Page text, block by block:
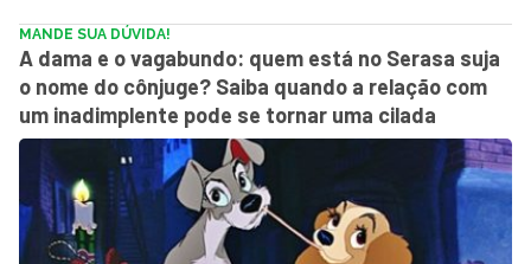
MANDE SUA DÚVIDA!
A dama e o vagabundo: quem está no Serasa suja
o nome do cônjuge? Saiba quando a relação com
um inadimplente pode se tornar uma cilada